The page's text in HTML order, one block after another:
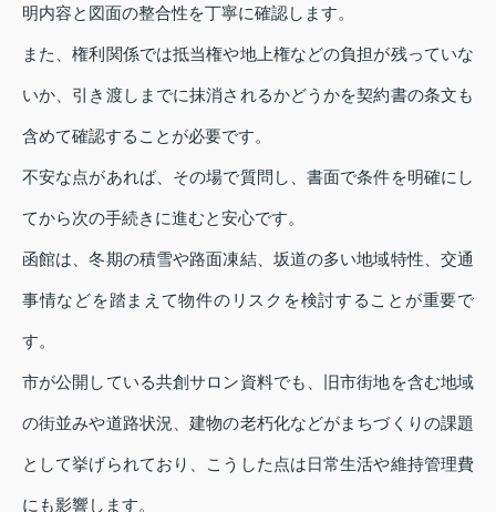
明内容と図面の整合性を丁寧に確認します。
また、権利関係では抵当権や地上権などの負担が残っていな
いか、引き渡しまでに抹消されるかどうかを契約書の条文も
含めて確認することが必要です。
不安な点があれば、その場で質問し、書面で条件を明確にし
てから次の手続きに進むと安心です。
函館は、冬期の積雪や路面凍結、坂道の多い地域特性、交通
事情などを踏まえて物件のリスクを検討することが重要で
す。
市が公開している共創サロン資料でも、旧市街地を含む地域
の街並みや道路状況、建物の老朽化などがまちづくりの課題
として挙げられており、こうした点は日常生活や維持管理費
にも影響します。